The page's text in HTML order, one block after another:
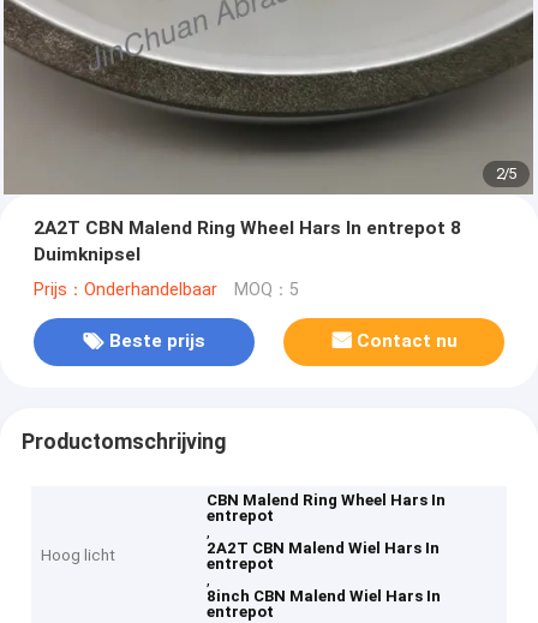
2/5
2A2T CBN Malend Ring Wheel Hars In entrepot 8
Duimknipsel
Prijs：Onderhandelbaar MOQ：5
Beste prijs Contact nu
Productomschrijving
Hoog licht
CBN Malend Ring Wheel Hars In
entrepot
,
2A2T CBN Malend Wiel Hars In
entrepot
,
8inch CBN Malend Wiel Hars In
entrepot